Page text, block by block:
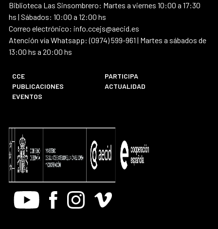
Biblioteca Las Sinsombrero: Martes a viernes 10:00 a 17:30
hs | Sábados: 10:00 a 12:00 hs
Correo electrónico: info.ccejs@aecid.es
Atención vía Whatsapp: (0974) 599-961 | Martes a sábados de
13:00 hs a 20:00 hs
CCE
PARTICIPA
PUBLICACIONES
ACTUALIDAD
EVENTOS
Youtube FacebookInstagram
Vimeo